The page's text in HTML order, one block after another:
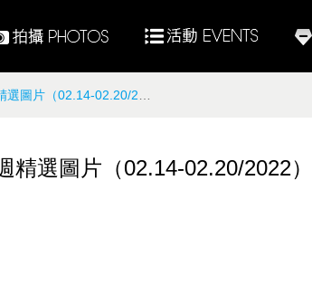
片（02.14-02.20/2022）
選圖片（02.14-02.20/2022）